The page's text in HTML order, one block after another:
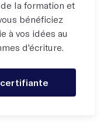
la formation et
bénéficiez
à vos idées au
d'écriture.
certifiante